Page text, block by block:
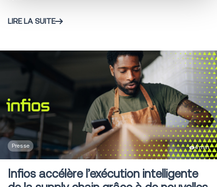
Infios Archer
LIRE LA SUITE
Presse 4 min
Infios accélère l’exécution intelligente